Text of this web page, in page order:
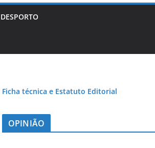
DESPORTO
Ficha técnica e Estatuto Editorial
OPINIÃO